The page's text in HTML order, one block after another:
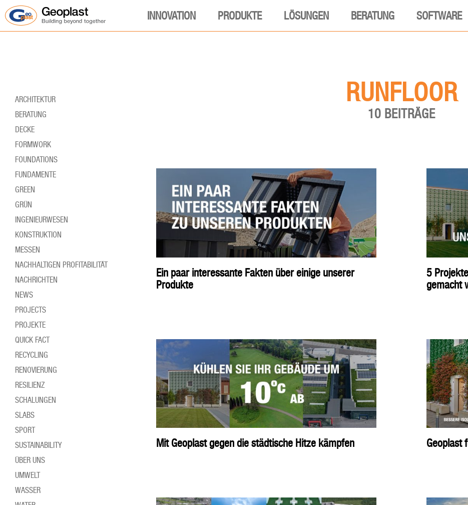
INNOVATION PRODUKTE LÖSUNGEN BERATUNG SOFTWARE
RUNFLOOR
10 BEITRÄGE
Ein paar interessante Fakten über einige unserer
Produkte
5
gemacht
Mit Geoplast gegen die städtische Hitze kämpfen Geoplast
ARCHITEKTUR
BERATUNG
DECKE
FORMWORK
FOUNDATIONS
FUNDAMENTE
GREEN
GRÜN
INGENIEURWESEN
KONSTRUKTION
MESSEN
NACHHALTIGEN PROFITABILITÄT
NACHRICHTEN
NEWS
PROJECTS
PROJEKTE
QUICK FACT
RECYCLING
RENOVIERUNG
RESILIENZ
SCHALUNGEN
SLABS
SPORT
SUSTAINABILITY
ÜBER UNS
UMWELT
WASSER